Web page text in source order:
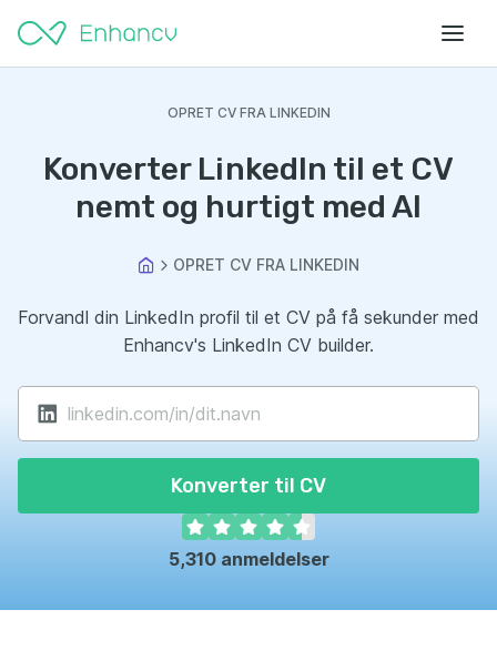
OPRET CV FRA LINKEDIN
Konverter LinkedIn til et CV
nemt og hurtigt med AI
OPRET CV FRA LINKEDIN
Forvandl din LinkedIn profil til et CV på få sekunder med
Enhancv's LinkedIn CV builder.
Konverter til CV
5,310 anmeldelser